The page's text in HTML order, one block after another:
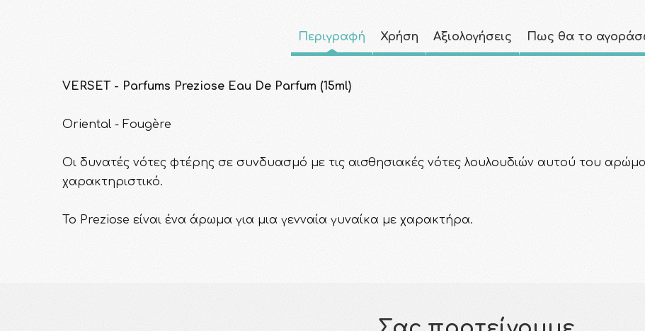
Περιγραφή Χρήση Αξιολογήσεις Πως θα το
VERSET - Parfums Preziose Eau De Parfum (15ml)
Oriental - Fougère
Οι δυνατές νότες φτέρης σε συνδυασμό με τις αισθησιακές νότες λουλουδιών αυτού του
χαρακτηριστικό.
Το Preziose είναι ένα άρωμα για μια γενναία γυναίκα με χαρακτήρα.